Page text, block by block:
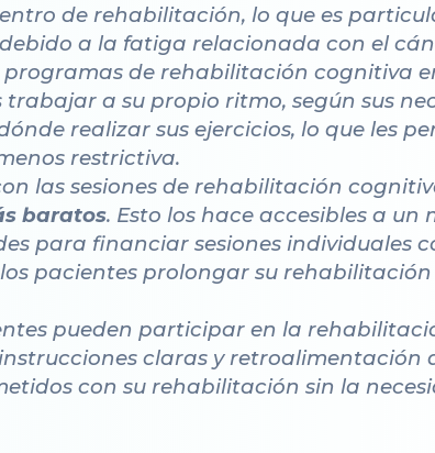
de rehabilitación, lo que es
a la fatiga relacionada con el
programas de rehabilitación cognitiva
a su propio ritmo, según sus
realizar sus ejercicios, lo que les
restrictiva.
las sesiones de rehabilitación
baratos. Esto los hace accesibles a un
para financiar sesiones individuales
pacientes prolongar su
pueden participar en la
claras y retroalimentación
con su rehabilitación sin la